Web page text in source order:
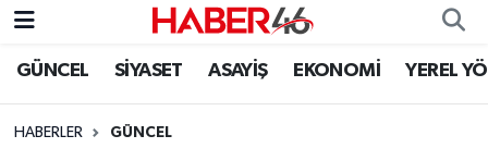
GÜNCEL SİYASET ASAYİŞ EKONOMİ YEREL
HABERLER GÜNCEL
GÜNCEL
SİYASET
Nöbetçi Eczaneler
Hava Durumu